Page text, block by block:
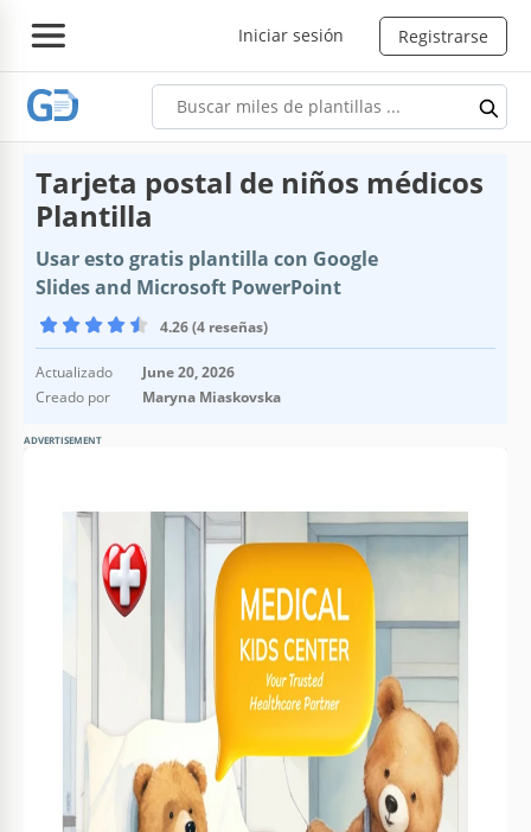
Iniciar sesión Registrarse
Tarjeta postal de niños médicos
Plantilla
Usar esto gratis plantilla con Google
Slides and Microsoft PowerPoint
4.26 (4 reseñas)
Actualizado
June 20, 2026
Creado por
Maryna Miaskovska
ADVERTISEMENT